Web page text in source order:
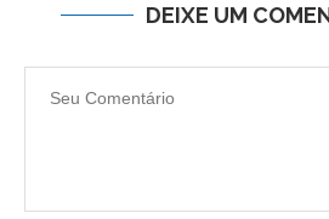
DEIXE UM